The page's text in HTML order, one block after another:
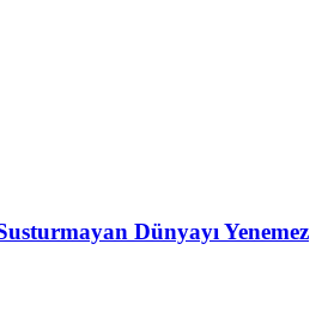
Dünyayı Yenemez